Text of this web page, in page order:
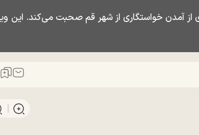
آمدن خواستگاری از شهر قم صحبت می‌کند. این